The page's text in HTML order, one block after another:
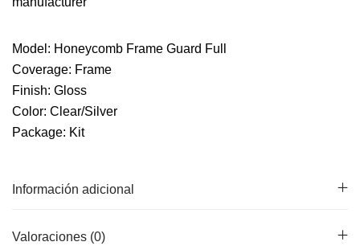
Model: Honeycomb Frame Guard Full
Coverage: Frame
Finish: Gloss
Color: Clear/Silver
Package: Kit
Información adicional
Valoraciones (0)